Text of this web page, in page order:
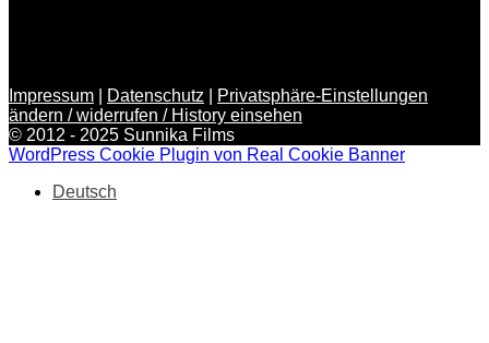
Impressum Datenschutz
Privatsphäre-Einstellungen
ändern / widerrufen / History einsehen
© 2012 - 2025 Sunnika Films
WordPress Cookie Plugin von Real Cookie Banner
Deutsch